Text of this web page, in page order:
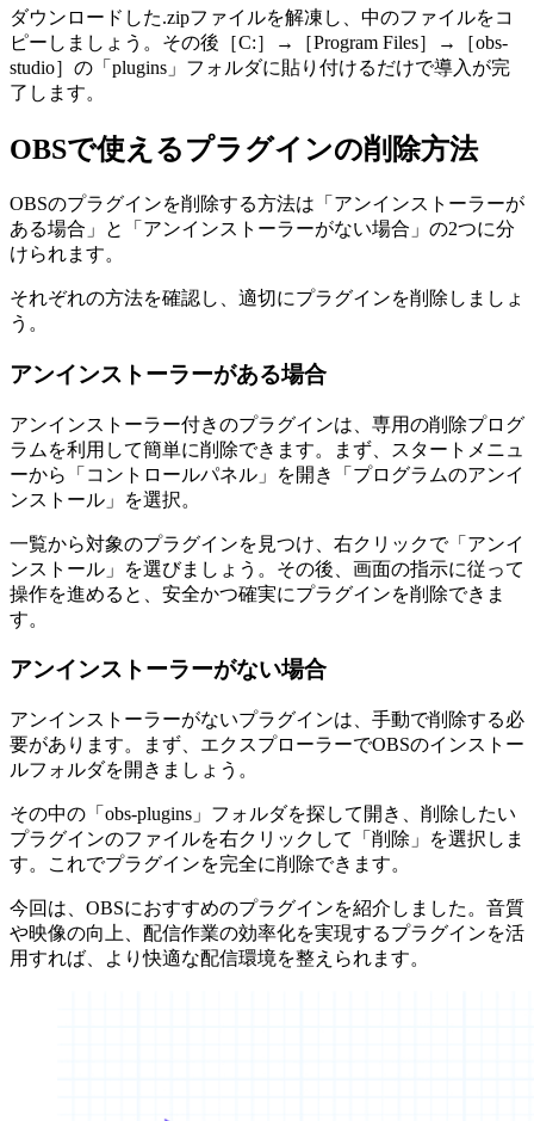
ダウンロードした.zipファイルを解凍し、中のファイルをコ
ピーしましょう。その後［C:］→［Program Files］→［obs-
studio］の「plugins」フォルダに貼り付けるだけで導入が完
了します。
OBSで使えるプラグインの削除方法
OBSのプラグインを削除する方法は「アンインストーラーが
ある場合」と「アンインストーラーがない場合」の2つに分
けられます。
それぞれの方法を確認し、適切にプラグインを削除しましょ
う。
アンインストーラーがある場合
アンインストーラー付きのプラグインは、専用の削除プログ
ラムを利用して簡単に削除できます。まず、スタートメニュ
ーから「コントロールパネル」を開き「プログラムのアンイ
ンストール」を選択。
一覧から対象のプラグインを見つけ、右クリックで「アンイ
ンストール」を選びましょう。その後、画面の指示に従って
操作を進めると、安全かつ確実にプラグインを削除できま
す。
アンインストーラーがない場合
アンインストーラーがないプラグインは、手動で削除する必
要があります。まず、エクスプローラーでOBSのインストー
ルフォルダを開きましょう。
その中の「obs-plugins」フォルダを探して開き、削除したい
プラグインのファイルを右クリックして「削除」を選択しま
す。これでプラグインを完全に削除できます。
今回は、OBSにおすすめのプラグインを紹介しました。音質
や映像の向上、配信作業の効率化を実現するプラグインを活
用すれば、より快適な配信環境を整えられます。